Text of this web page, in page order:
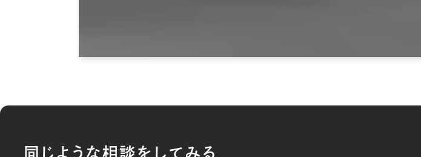
同じような相談をしてみる